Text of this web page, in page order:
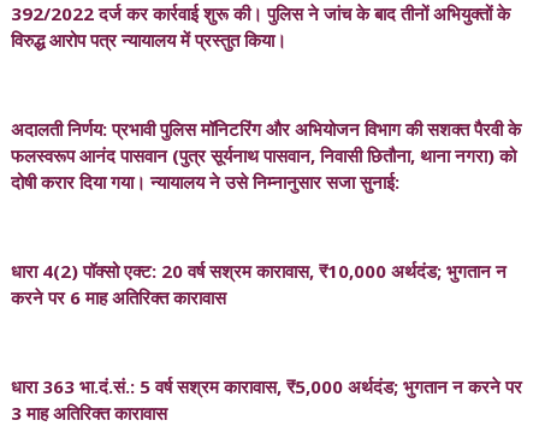
392/2022 दर्ज कर कार्रवाई शुरू की। पुलिस ने जांच के बाद तीनों अभियुक्तों के
विरुद्ध आरोप पत्र न्यायालय में प्रस्तुत किया।
अदालती निर्णय: प्रभावी पुलिस मॉनिटरिंग और अभियोजन विभाग की सशक्त पैरवी के
फलस्वरूप आनंद पासवान (पुत्र सूर्यनाथ पासवान, निवासी छितौना, थाना नगरा) को
दोषी करार दिया गया। न्यायालय ने उसे निम्नानुसार सजा सुनाई:
धारा 4(2) पॉक्सो एक्ट: 20 वर्ष सश्रम कारावास, ₹10,000 अर्थदंड; भुगतान न
करने पर 6 माह अतिरिक्त कारावास
धारा 363 भा.दं.सं.: 5 वर्ष सश्रम कारावास, ₹5,000 अर्थदंड; भुगतान न करने पर
3 माह अतिरिक्त कारावास